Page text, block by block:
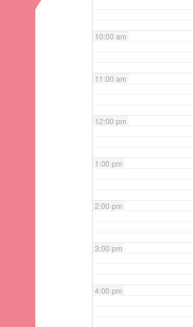
10:00 am
11:00 am
12:00 pm
1:00 pm
2:00 pm
3:00 pm
4:00 pm